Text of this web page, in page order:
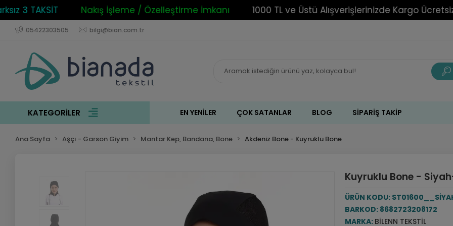
3 TAKSİT Nakış İşleme / Özelleştirme İmkanı 1000 TL ve Üstü Alışverişlerinizde Kargo Ücretsiz!
05422303505 bilgi@bian.com.tr
KATEGORİLER EN YENILER ÇOK SATANLAR BLOG SIPARIŞ TAKIP
Ana Sayfa Aşçı - Garson Giyim Mantar Kep, Bandana, Bone Akdeniz Bone - Kuyruklu Bone
Kuyruklu Bone -
ÜRÜN KODU:
BARKOD: 8682723208172
MARKA: BILENN TEKSTIL